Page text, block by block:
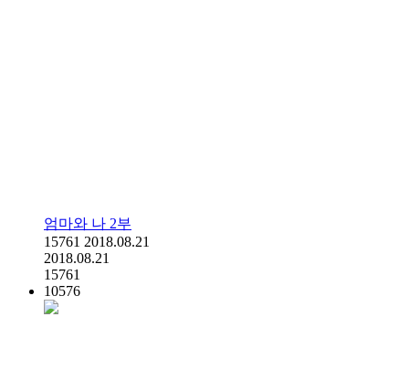
엄마와 나 2부
15761 2018.08.21
2018.08.21
15761
10576